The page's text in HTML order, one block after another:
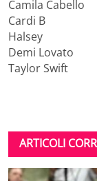
Camila Cabello
Cardi B
Halsey
Demi Lovato
Taylor Swift
ARTICOLI